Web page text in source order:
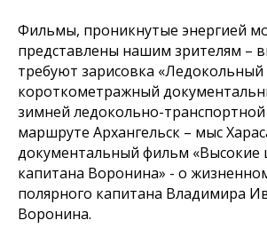
Фильмы, проникнутые энергией
представлены нашим зрителям –
требуют зарисовка «Ледокольный
короткометражный
зимней ледокольно-
маршруте Архангельск – мыс
документальный фильм
капитана Воронина» - о
полярного капитана Владимира
Воронина.